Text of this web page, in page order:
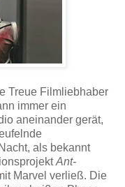
Treue Filmliebhaber
immer ein
aneinander gerät,
als bekannt
Ant-
Marvel verließ. Die